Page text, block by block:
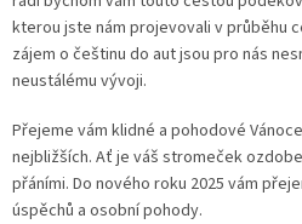
kterou jste nám projevovali v průběhu
zájem o češtinu do aut jsou pro nás
neustálému vývoji.
Přejeme vám klidné a pohodové
nejbližších. Ať je váš stromeček
přáními. Do nového roku 2025 vám
úspěchů a osobní pohody.